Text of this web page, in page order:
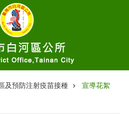
及預防注射疫苗接種 宣導花絮